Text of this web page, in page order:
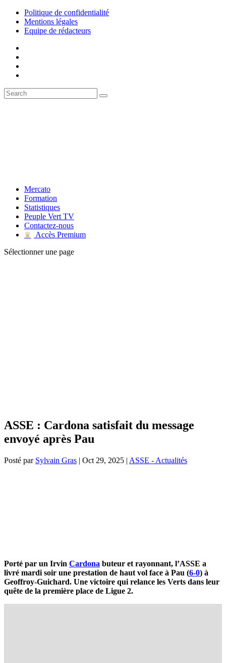
Politique de confidentialité
Mentions légales
Equipe de rédacteurs
Mercato
Formation
Statistiques
Peuple Vert TV
Contactez-nous
♛
Accès Premium
Sélectionner une page
ASSE : Cardona satisfait du message
envoyé après Pau
Posté par Sylvain Gras | Oct 29, 2025 | ASSE - Actualités
Porté par un Irvin Cardona buteur et rayonnant, l’ASSE a
livré mardi soir une prestation de haut vol face à Pau (6-0) à
Geoffroy-Guichard. Une victoire qui relance les Verts dans leur
quête de la première place de Ligue 2.